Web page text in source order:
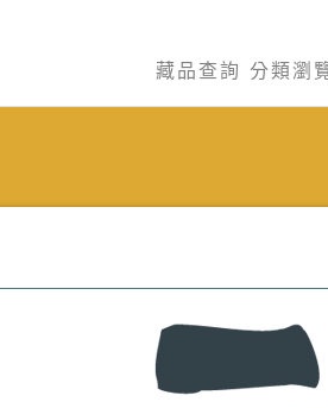
藏品查詢 分類瀏